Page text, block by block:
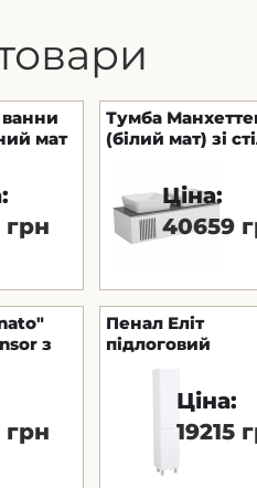
мат
грн
Тумба
(білий мат) зі
та 2 ум. "One"
см
Ціна:
40659
з
грн
Пенал Еліт
підлоговий
універсальний
Ціна:
19215